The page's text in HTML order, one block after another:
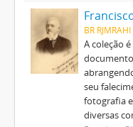
BR RJMRAHI
A coleção
seu
fotografia
diversas